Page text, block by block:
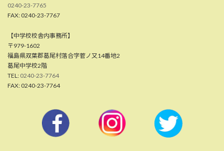
0240-23-7765
FAX: 0240-23-7767
【中学校校舎内事務所】
〒979-1602
福島県双葉郡葛尾村落合字菅ノ又14番地2
葛尾中学校2階
TEL: 0240-23-7764
FAX: 0240-23-7764